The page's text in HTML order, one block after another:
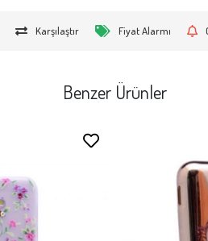
Karşılaştır Fiyat Alarmı
Benzer Ürünler